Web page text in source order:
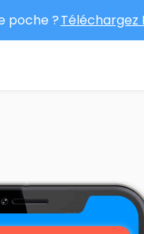
poche ?Téléchargez